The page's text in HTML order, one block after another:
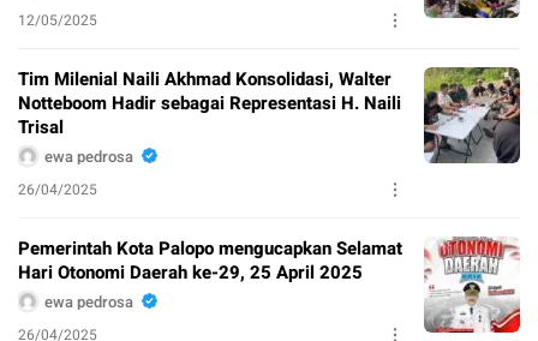
12/05/2025
Tim Milenial Naili Akhmad Konsolidasi, Walter
Notteboom Hadir sebagai Representasi H. Naili
Trisal
ewa pedrosa
26/04/2025
Pemerintah Kota Palopo mengucapkan Selamat
Hari Otonomi Daerah ke-29, 25 April 2025
ewa pedrosa
26/04/2025